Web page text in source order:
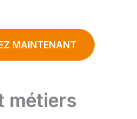
MAINTENANT
métiers